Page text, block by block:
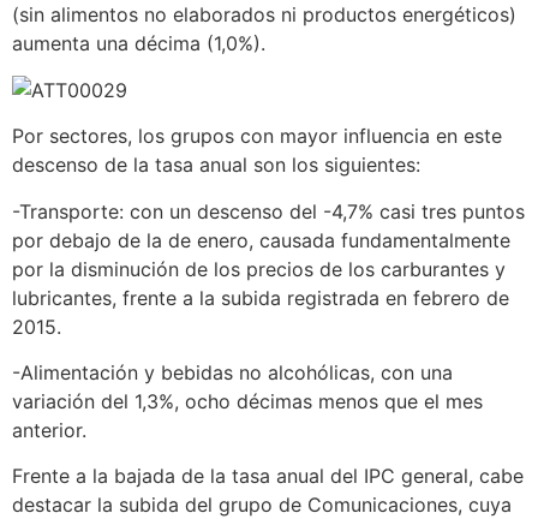
(sin alimentos no elaborados ni productos energéticos)
aumenta una décima (1,0%).
Por sectores, los grupos con mayor influencia en este
descenso de la tasa anual son los siguientes:
-Transporte: con un descenso del -4,7% casi tres puntos
por debajo de la de enero, causada fundamentalmente
por la disminución de los precios de los carburantes y
lubricantes, frente a la subida registrada en febrero de
2015.
-Alimentación y bebidas no alcohólicas, con una
variación del 1,3%, ocho décimas menos que el mes
anterior.
Frente a la bajada de la tasa anual del IPC general, cabe
destacar la subida del grupo de Comunicaciones, cuya